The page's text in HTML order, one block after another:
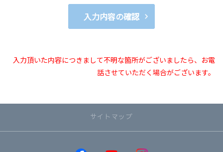
いただく場合がございます。
参照ください。
1.本規約は事前の告知なく変更することがあります。変更した内容は本ペ
ージにてご確認いただくものとします。
入力内容の確認
入力頂いた内容につきまして不明な箇所がございましたら、お電
話させていただく場合がございます。
サイトマップ